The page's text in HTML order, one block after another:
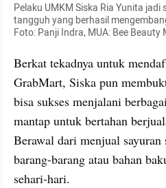
Pelaku UMKM Siska Ria Yunita
tangguh yang berhasil
Foto: Panji Indra, MUA: Bee Beauty
Berkat tekadnya untuk
GrabMart, Siska pun
bisa sukses menjalani
mantap untuk bertahan
Berawal dari menjual
barang-barang atau bahan
sehari-hari.